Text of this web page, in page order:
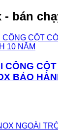
- bán
CÔNG
BẢO
NGOÀI